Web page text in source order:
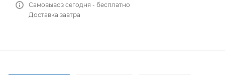
Самовывоз сегодня - бесплатно
Доставка завтра